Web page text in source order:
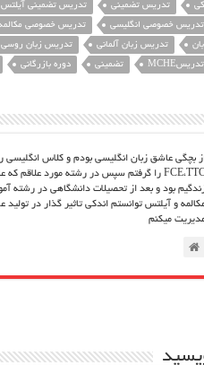
تدریس تضمینی تدریس تضمینی آیلتس
تدریس خصوصی انگلیسی تدریس خصوصی
تدریس زبان آلمانی تدریس زبان روسی
تدریسMCHE تضمینی دوره بازرگانی
و آیلتس توانستم اندکی تاثیر گذار در
میکنم